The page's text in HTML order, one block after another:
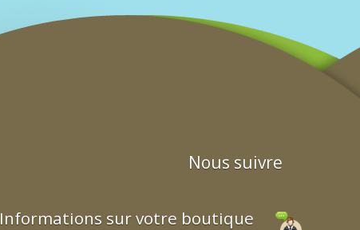
Nous suivre
Informations sur votre boutique